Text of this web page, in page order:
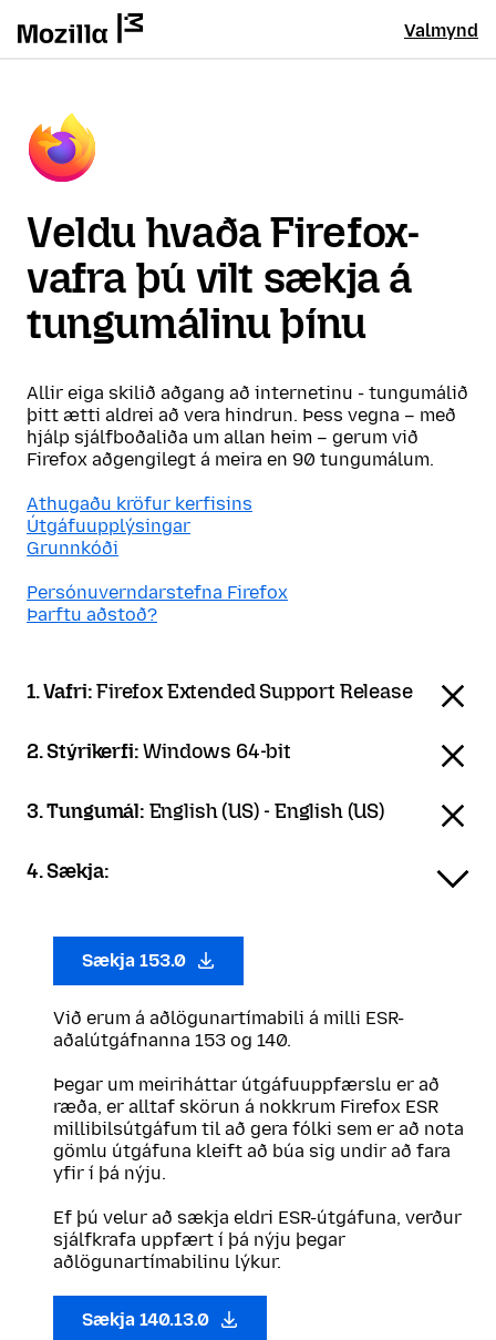
Valmynd
Veldu hvaða Firefox-
vafra þú vilt sækja á
tungumálinu þínu
Allir eiga skilið aðgang að internetinu - tungumálið
þitt ætti aldrei að vera hindrun. Þess vegna – með
hjálp sjálfboðaliða um allan heim – gerum við
Firefox aðgengilegt á meira en 90 tungumálum.
Athugaðu kröfur kerfisins
Útgáfuupplýsingar
Grunnkóði
Persónuverndarstefna Firefox
Þarftu aðstoð?
1. Vafri:Firefox Extended Support Release
2. Stýrikerfi:Windows 64-bit
3. Tungumál: English (US) - English (US)
4. Sækja:
Sækja 153.0
Við erum á aðlögunartímabili á milli ESR-
aðalútgáfnanna 153 og 140.
Þegar um meiriháttar útgáfuuppfærslu er að
ræða, er alltaf skörun á nokkrum Firefox ESR
millibilsútgáfum til að gera fólki sem er að nota
gömlu útgáfuna kleift að búa sig undir að fara
yfir í þá nýju.
Ef þú velur að sækja eldri ESR-útgáfuna, verður
sjálfkrafa uppfært í þá nýju þegar
aðlögunartímabilinu lýkur.
Sækja 140.13.0